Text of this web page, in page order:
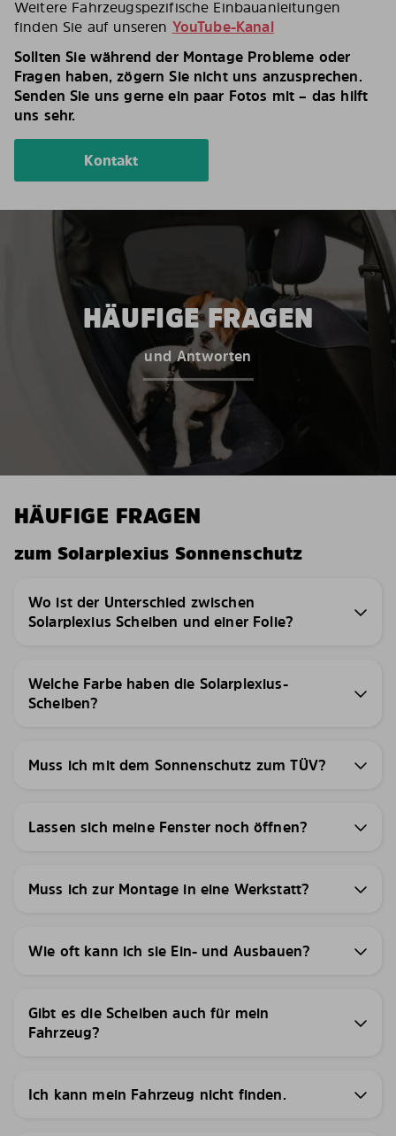
Weitere Fahrzeugspezifische Einbauanleitungen
finden Sie auf unseren YouTube-Kanal
Sollten Sie während der Montage Probleme oder
Fragen haben, zögern Sie nicht uns anzusprechen.
Senden Sie uns gerne ein paar Fotos mit – das hilft
uns sehr.
Kontakt
HÄUFIGE FRAGEN
und Antworten
HÄUFIGE FRAGEN
zum Solarplexius Sonnenschutz
Wo ist der Unterschied zwischen
Solarplexius Scheiben und einer Folie?
Welche Farbe haben die Solarplexius-
Scheiben?
Muss ich mit dem Sonnenschutz zum TÜV?
Lassen sich meine Fenster noch öffnen?
Muss ich zur Montage in eine Werkstatt?
Wie oft kann ich sie Ein- und Ausbauen?
Gibt es die Scheiben auch für mein
Fahrzeug?
Ich kann mein Fahrzeug nicht finden.